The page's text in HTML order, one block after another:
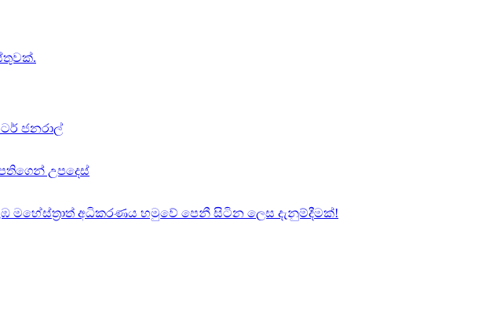
ජනරාල්
උපදෙස්
අධිකරණය හමුවේ පෙනී සිටින ලෙස දැනුම්දීමක්!